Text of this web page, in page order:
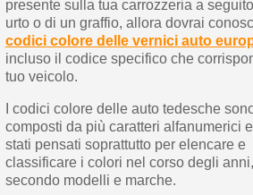
presente sulla tua carrozzeria a
urto o di un graffio, allora dovrai
codici colore delle vernici auto
incluso il codice specifico che
tuo veicolo.
I codici colore delle auto tedesche
composti da più caratteri alfanumerici
stati pensati soprattutto per elencare e
classificare i colori nel corso degli anni,
secondo modelli e marche.